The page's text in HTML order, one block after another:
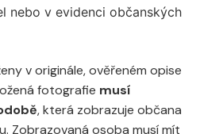
nebo v evidenci občanských
v originále, ověřeném opise
fotografie musí
, která zobrazuje občana
Zobrazovaná osoba musí mít